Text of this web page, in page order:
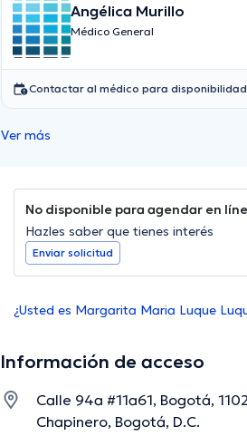
Angélica Murillo
Médico General
Contactar al médico para disponibilidad
Ver más
No disponible para agendar en
Hazles saber que tienes interés
Enviar solicitud
¿Usted es Margarita Maria Luque
Información de acceso
Calle 94a #11a61, Bogotá,
Chapinero, Bogotá, D.C.